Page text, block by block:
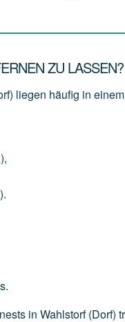
ZU LASSEN?
liegen häufig in
in Wahlstorf (Dorf)